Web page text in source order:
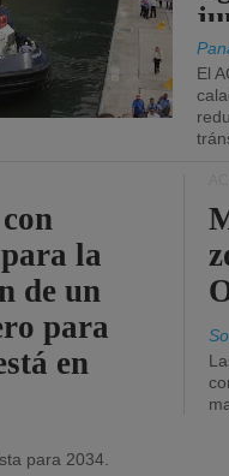
El
la
de un
para
en
para 2034.